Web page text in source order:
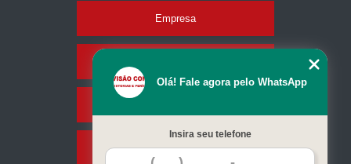
Empresa
Contato
Olá! Fale agora pelo WhatsApp
Insira seu telefone